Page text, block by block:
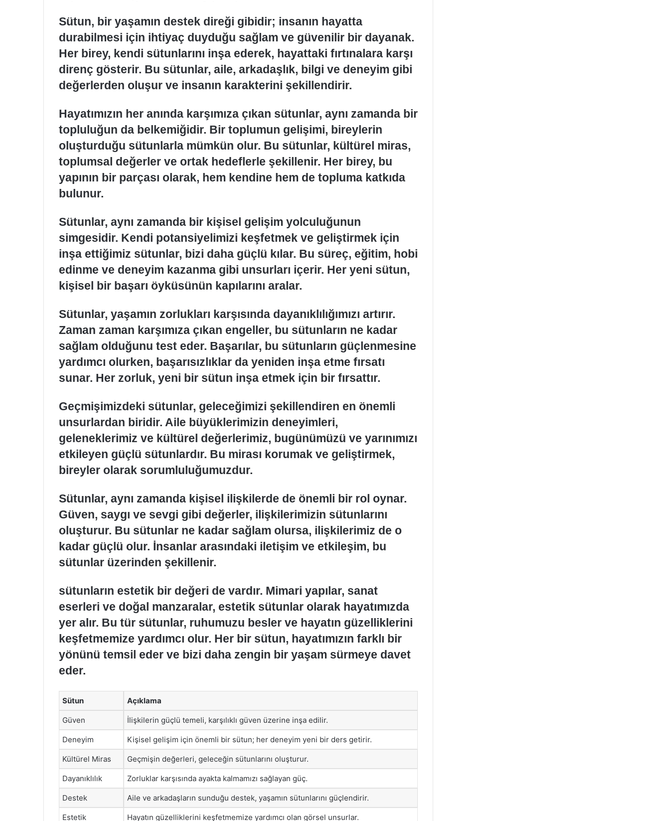
Sütun, bir yaşamın destek direği gibidir; insanın hayatta
durabilmesi için ihtiyaç duyduğu sağlam ve güvenilir bir dayanak.
Her birey, kendi sütunlarını inşa ederek, hayattaki fırtınalara karşı
direnç gösterir. Bu sütunlar, aile, arkadaşlık, bilgi ve deneyim gibi
değerlerden oluşur ve insanın karakterini şekillendirir.
Hayatımızın her anında karşımıza çıkan sütunlar, aynı zamanda bir
topluluğun da belkemiğidir. Bir toplumun gelişimi, bireylerin
oluşturduğu sütunlarla mümkün olur. Bu sütunlar, kültürel miras,
toplumsal değerler ve ortak hedeflerle şekillenir. Her birey, bu
yapının bir parçası olarak, hem kendine hem de topluma katkıda
bulunur.
Sütunlar, aynı zamanda bir kişisel gelişim yolculuğunun
simgesidir. Kendi potansiyelimizi keşfetmek ve geliştirmek için
inşa ettiğimiz sütunlar, bizi daha güçlü kılar. Bu süreç, eğitim, hobi
edinme ve deneyim kazanma gibi unsurları içerir. Her yeni sütun,
kişisel bir başarı öyküsünün kapılarını aralar.
Sütunlar, yaşamın zorlukları karşısında dayanıklılığımızı artırır.
Zaman zaman karşımıza çıkan engeller, bu sütunların ne kadar
sağlam olduğunu test eder. Başarılar, bu sütunların güçlenmesine
yardımcı olurken, başarısızlıklar da yeniden inşa etme fırsatı
sunar. Her zorluk, yeni bir sütun inşa etmek için bir fırsattır.
Geçmişimizdeki sütunlar, geleceğimizi şekillendiren en önemli
unsurlardan biridir. Aile büyüklerimizin deneyimleri,
geleneklerimiz ve kültürel değerlerimiz, bugünümüzü ve yarınımızı
etkileyen güçlü sütunlardır. Bu mirası korumak ve geliştirmek,
bireyler olarak sorumluluğumuzdur.
Sütunlar, aynı zamanda kişisel ilişkilerde de önemli bir rol oynar.
Güven, saygı ve sevgi gibi değerler, ilişkilerimizin sütunlarını
oluşturur. Bu sütunlar ne kadar sağlam olursa, ilişkilerimiz de o
kadar güçlü olur. İnsanlar arasındaki iletişim ve etkileşim, bu
sütunlar üzerinden şekillenir.
sütunların estetik bir değeri de vardır. Mimari yapılar, sanat
eserleri ve doğal manzaralar, estetik sütunlar olarak hayatımızda
yer alır. Bu tür sütunlar, ruhumuzu besler ve hayatın güzelliklerini
keşfetmemize yardımcı olur. Her bir sütun, hayatımızın farklı bir
yönünü temsil eder ve bizi daha zengin bir yaşam sürmeye davet
eder.
Sütun Açıklama
Güven İlişkilerin güçlü temeli, karşılıklı güven üzerine inşa edilir.
Deneyim Kişisel gelişim için önemli bir sütun; her deneyim yeni bir ders getirir.
Kültürel Miras Geçmişin değerleri, geleceğin sütunlarını oluşturur.
Dayanıklılık Zorluklar karşısında ayakta kalmamızı sağlayan güç.
Destek Aile ve arkadaşların sunduğu destek, yaşamın sütunlarını güçlendirir.
Estetik Hayatın güzelliklerini keşfetmemize yardımcı olan görsel unsurlar.